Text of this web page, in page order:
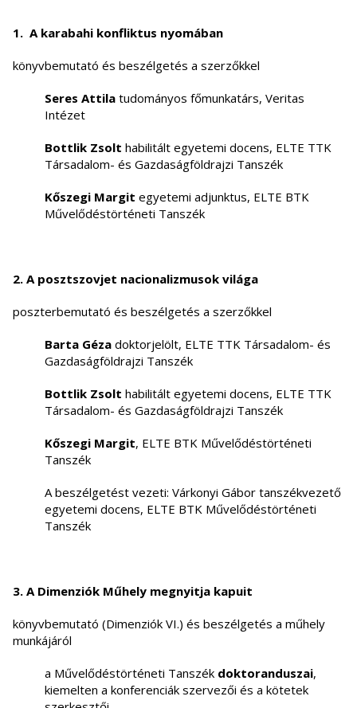
1. A karabahi konfliktus nyomában
könyvbemutató és beszélgetés a szerzőkkel
Seres Attila tudományos főmunkatárs, Veritas
Intézet
Bottlik Zsolt habilitált egyetemi docens, ELTE TTK
Társadalom- és Gazdaságföldrajzi Tanszék
Kőszegi Margit egyetemi adjunktus, ELTE BTK
Művelődéstörténeti Tanszék
2. A posztszovjet nacionalizmusok világa
poszterbemutató és beszélgetés a szerzőkkel
Barta Géza doktorjelölt, ELTE TTK Társadalom- és
Gazdaságföldrajzi Tanszék
Bottlik Zsolt habilitált egyetemi docens, ELTE TTK
Társadalom- és Gazdaságföldrajzi Tanszék
Kőszegi Margit, ELTE BTK Művelődéstörténeti
Tanszék
A beszélgetést vezeti: Várkonyi Gábor tanszékvezető
egyetemi docens, ELTE BTK Művelődéstörténeti
Tanszék
3. A Dimenziók Műhely megnyitja kapuit
könyvbemutató (Dimenziók VI.) és beszélgetés a műhely
munkájáról
a Művelődéstörténeti Tanszék doktoranduszai,
kiemelten a konferenciák szervezői és a kötetek